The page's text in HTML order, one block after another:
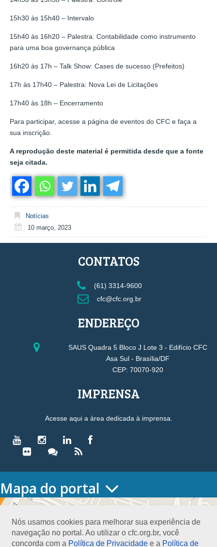
15h30 às 15h40 – Intervalo
15h40 às 16h20 – Palestra: Contabilidade como instrumento
para uma boa governança pública
16h20 às 17h – Talk Show: Cases de sucesso (Prefeitos)
17h às 17h40 – Palestra: Nova Lei de Licitações
17h40 às 18h – Encerramento
Para participar, acesse a página de eventos do CFC e faça a
sua inscrição.
A reprodução deste material é permitida desde que a fonte
seja citada.
Notícias
10 março, 2023
Nós usamos cookies para melhorar sua experiência de
navegação no portal. Ao utilizar o cfc.org.br, você
concorda com a Política de Privacidade e a Política de
CONTATOS
(61) 3314-9600
cfc@cfc.org.br
ENDEREÇO
SAUS Quadra 5 Bloco J Lote 3 - Edifício CFC
Asa Sul - Brasília/DF
CEP: 70070-920
IMPRENSA
Acesse aqui a área dedicada à imprensa.
Mapa do portal
HOME
Conselho Diretor
Nossa Sede